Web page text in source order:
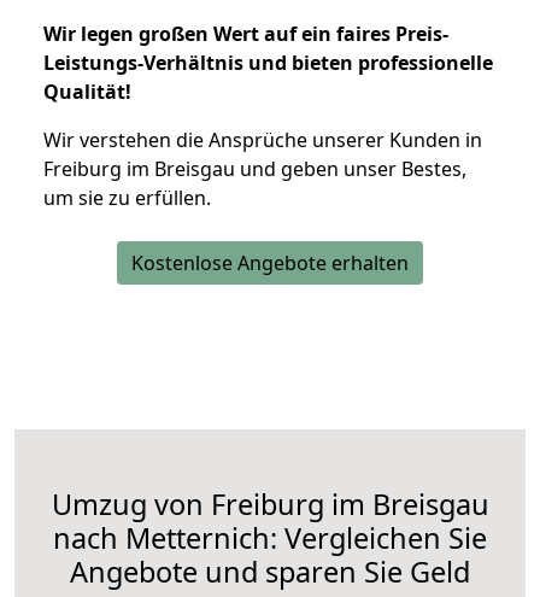
Wir legen großen Wert auf ein faires Preis-
Leistungs-Verhältnis und bieten professionelle
Qualität!
Wir verstehen die Ansprüche unserer Kunden in
Freiburg im Breisgau und geben unser Bestes,
um sie zu erfüllen.
Kostenlose Angebote erhalten
Umzug von Freiburg im Breisgau
nach Metternich: Vergleichen Sie
Angebote und sparen Sie Geld